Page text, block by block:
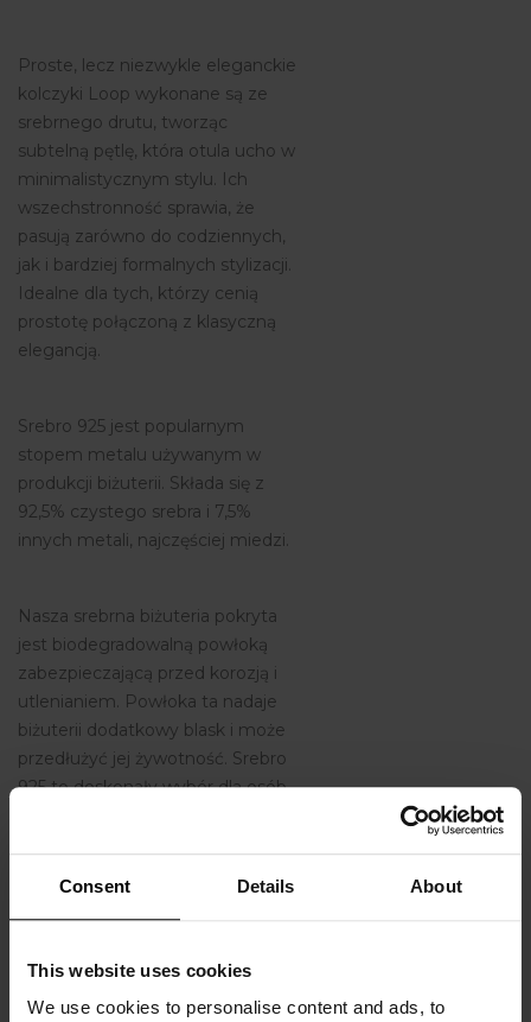
Consent Details About
This website uses cookies
We use cookies to personalise content and ads, to
Proste, lecz niezwykle eleganckie
kolczyki Loop wykonane są ze
srebrnego drutu, tworząc
subtelną pętlę, która otula ucho w
minimalistycznym stylu. Ich
wszechstronność sprawia, że
pasują zarówno do codziennych,
jak i bardziej formalnych stylizacji.
Idealne dla tych, którzy cenią
prostotę połączoną z klasyczną
elegancją.
Srebro 925 jest popularnym
stopem metalu używanym w
produkcji biżuterii. Składa się z
92,5% czystego srebra i 7,5%
innych metali, najczęściej miedzi.
Nasza srebrna biżuteria pokryta
jest biodegradowalną powłoką
zabezpieczającą przed korozją i
utlenianiem. Powłoka ta nadaje
biżuterii dodatkowy blask i może
przedłużyć jej żywotność. Srebro
925 to doskonały wybór dla osób,